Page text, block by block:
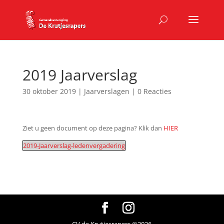
2019 Jaarverslag
30 oktober 2019| Jaarverslagen | 0 Reacties
Ziet u geen document op deze pagina? Klik dan HIER
2019-Jaarverslag-ledenvergadering